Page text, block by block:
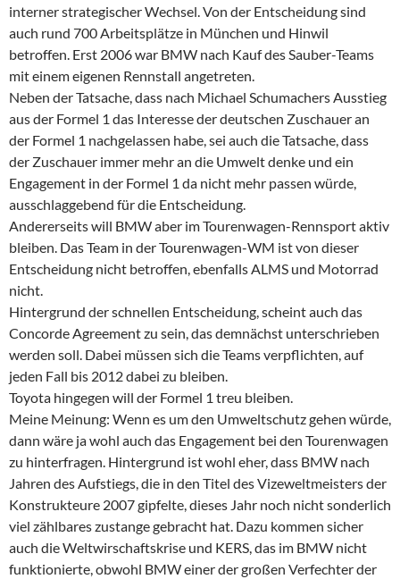
interner strategischer Wechsel. Von der Entscheidung sind
auch rund 700 Arbeitsplätze in München und Hinwil
betroffen. Erst 2006 war BMW nach Kauf des Sauber-Teams
mit einem eigenen Rennstall angetreten.
Neben der Tatsache, dass nach Michael Schumachers Ausstieg
aus der Formel 1 das Interesse der deutschen Zuschauer an
der Formel 1 nachgelassen habe, sei auch die Tatsache, dass
der Zuschauer immer mehr an die Umwelt denke und ein
Engagement in der Formel 1 da nicht mehr passen würde,
ausschlaggebend für die Entscheidung.
Andererseits will BMW aber im Tourenwagen-Rennsport aktiv
bleiben. Das Team in der Tourenwagen-WM ist von dieser
Entscheidung nicht betroffen, ebenfalls ALMS und Motorrad
nicht.
Hintergrund der schnellen Entscheidung, scheint auch das
Concorde Agreement zu sein, das demnächst unterschrieben
werden soll. Dabei müssen sich die Teams verpflichten, auf
jeden Fall bis 2012 dabei zu bleiben.
Toyota hingegen will der Formel 1 treu bleiben.
Meine Meinung: Wenn es um den Umweltschutz gehen würde,
dann wäre ja wohl auch das Engagement bei den Tourenwagen
zu hinterfragen. Hintergrund ist wohl eher, dass BMW nach
Jahren des Aufstiegs, die in den Titel des Vizeweltmeisters der
Konstrukteure 2007 gipfelte, dieses Jahr noch nicht sonderlich
viel zählbares zustange gebracht hat. Dazu kommen sicher
auch die Weltwirschaftskrise und KERS, das im BMW nicht
funktionierte, obwohl BMW einer der großen Verfechter der